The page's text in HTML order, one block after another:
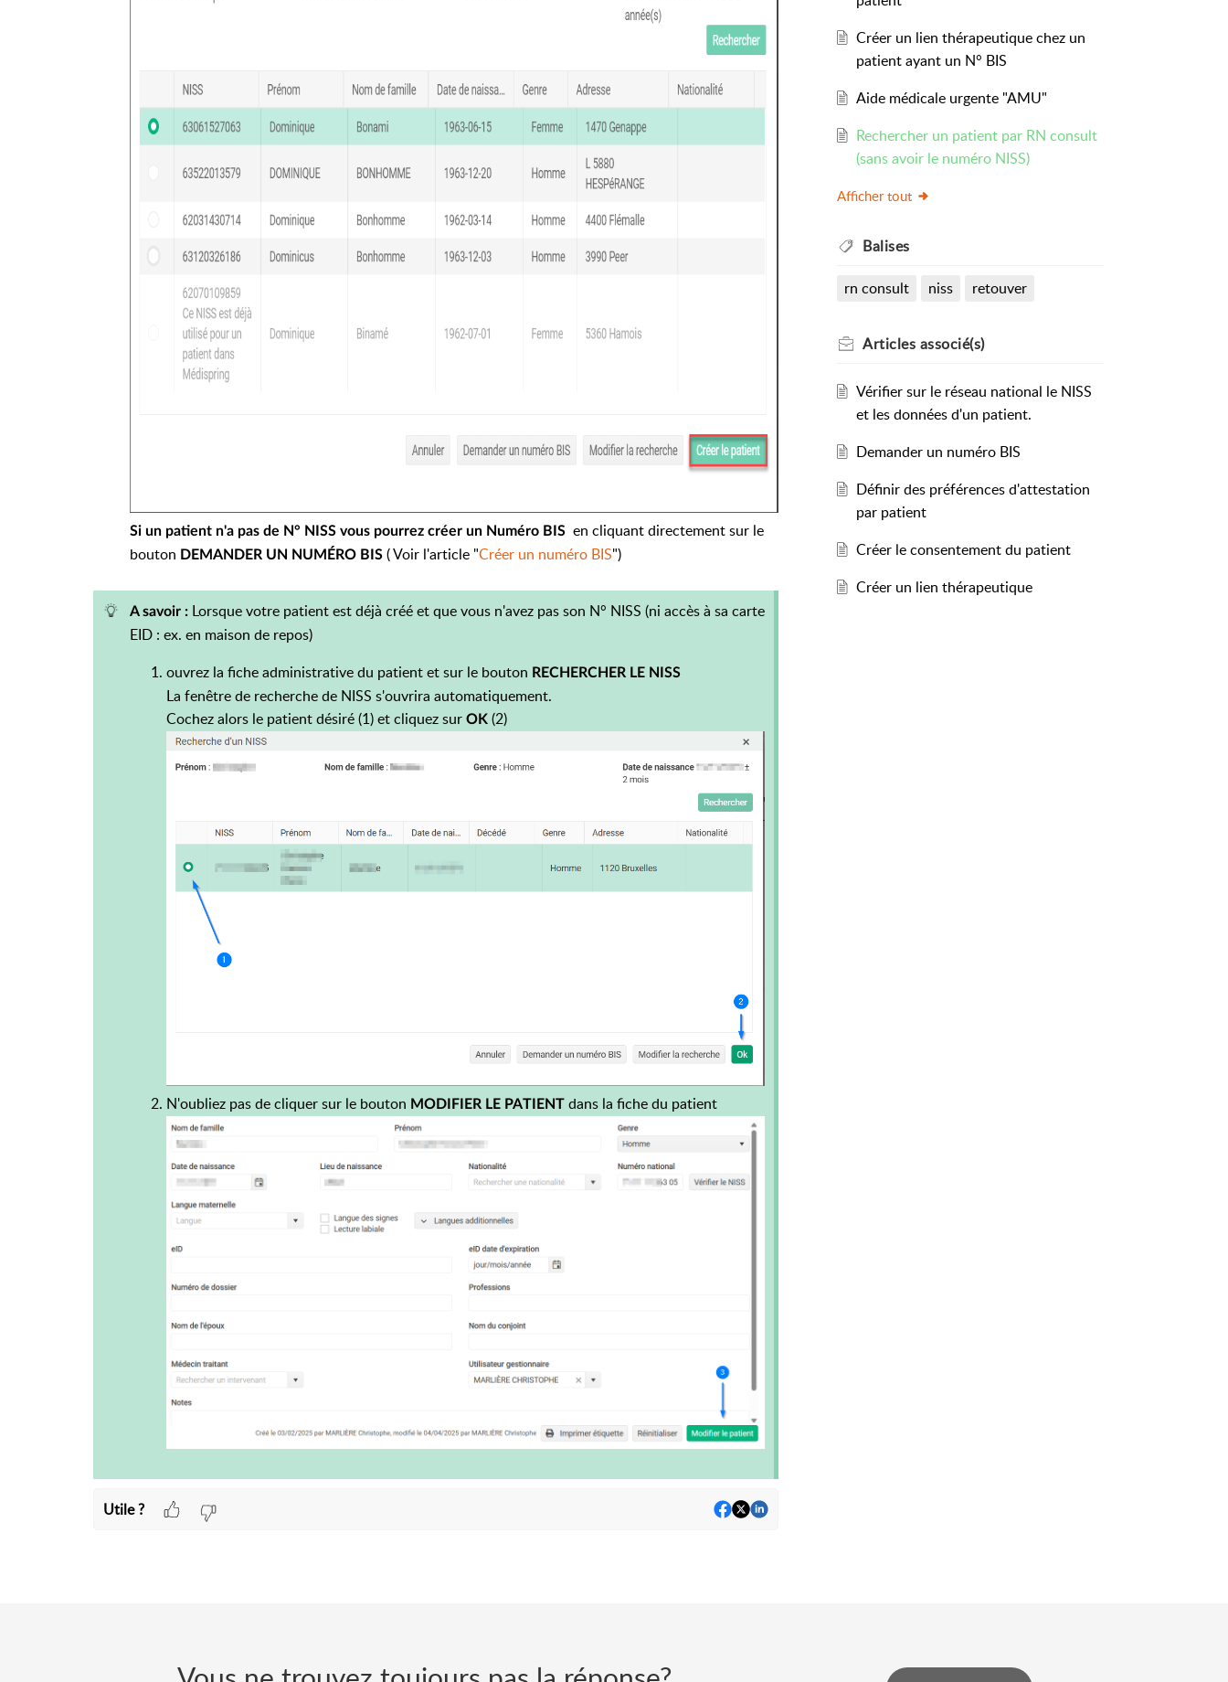
Si un patient n'a pas de N° NISS vous pourrez créer un Numéro BIS en cliquant directement sur le
bouton DEMANDER UN NUMÉRO BIS ( Voir l'article "Créer un numéro BIS")
A savoir : Lorsque votre patient est déjà créé et que vous n'avez pas son N° NISS (ni accès à sa carte
EID : ex. en maison de repos)
ouvrez la fiche administrative du patient et sur le bouton RECHERCHER LE NISS
La fenêtre de recherche de NISS s'ouvrira automatiquement.
Cochez alors le patient désiré (1) et cliquez sur OK (2)
N'oubliez pas de cliquer sur le bouton MODIFIER LE PATIENT dans la fiche du patient
Utile ?
Créer un lien thérapeutique chez un
patient ayant un N° BIS
Aide médicale urgente "AMU"
Rechercher un patient par RN consult
(sans avoir le numéro NISS)
Afficher tout
Balises
rn consult niss retouver
Articles associé(s)
Vérifier sur le réseau national le NISS
et les données d'un patient.
Demander un numéro BIS
Définir des préférences d'attestation
par patient
Créer le consentement du patient
Créer un lien thérapeutique